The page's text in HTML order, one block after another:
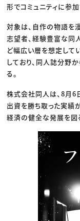
形でコミュニティに参加
対象は、自作の物語を
志望者、経験豊富な同
ど幅広い層を想定して
しており、同人誌分野
る。
株式会社同人は、8月6
出資を勝ち取った実績
経済の健全な発展を図